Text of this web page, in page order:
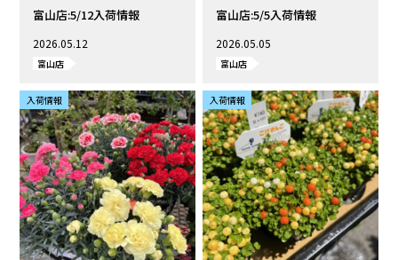
富山店:5/12入荷情報
2026.05.12
富山店
富山店:5/5入荷情報
2026.05.05
富山店
入荷情報 入荷情報